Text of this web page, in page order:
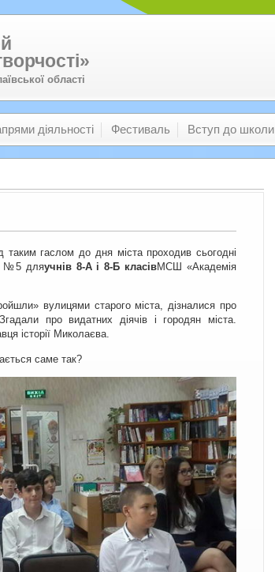
області
діяльності Фестиваль Вступ до школи
гаслом до дня міста проходив сьогодні
№5 дляучнів 8-А і 8-Б класівМСШ «Академія
вулицями старого міста, дізналися про
про видатних діячів і городян міста.
історії Миколаєва.
саме так?